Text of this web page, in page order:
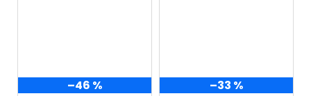
–46 % –33 %